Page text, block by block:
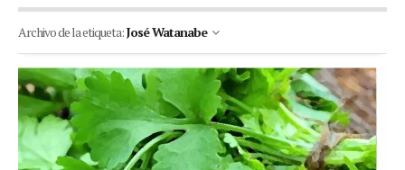
Archivo de la etiqueta:José Watanabe